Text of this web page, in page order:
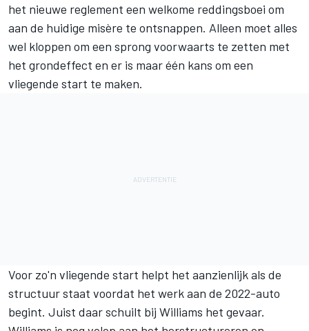
het nieuwe reglement een welkome reddingsboei om
aan de huidige misère te ontsnappen. Alleen moet alles
wel kloppen om een sprong voorwaarts te zetten met
het grondeffect en er is maar één kans om een
vliegende start te maken.
Voor zo'n vliegende start helpt het aanzienlijk als de
structuur staat voordat het werk aan de 2022-auto
begint. Juist daar schuilt bij Williams het gevaar.